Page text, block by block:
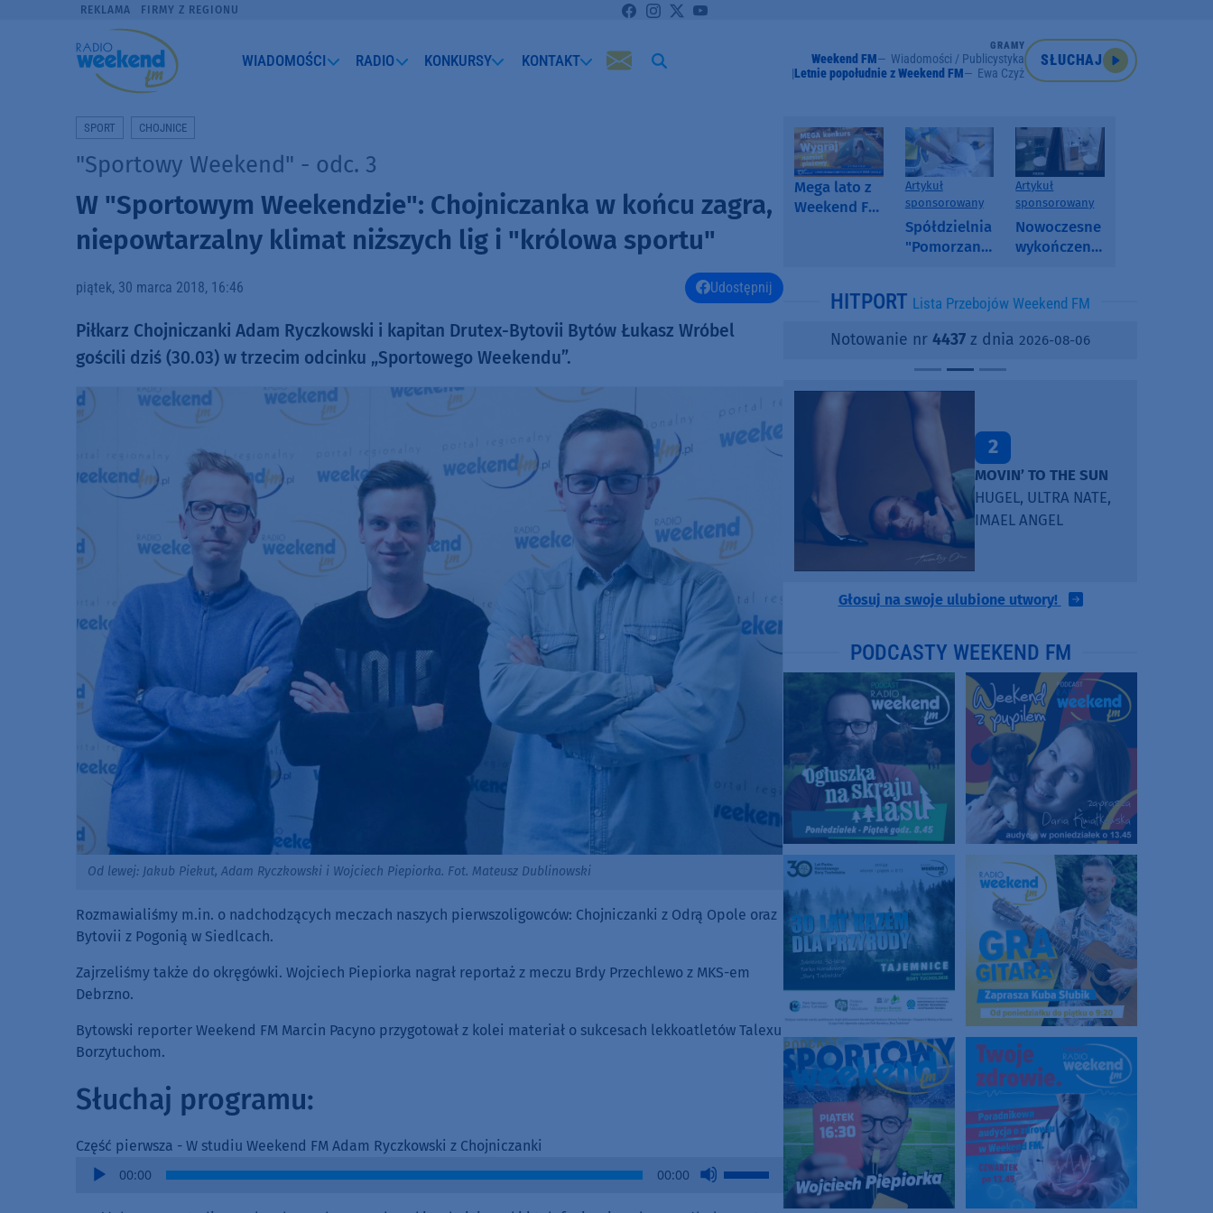
REKLAMA FIRMY Z REGIONU
WIADOMOŚCI RADIO KONKURSY KONTAKT
GRAMY
Weekend FM
Wiadomości / Publicystyka
Letnie popołudnie z Weekend FM
Ewa Czyż
SŁUCHAJ
SPORT CHOJNICE
"Sportowy Weekend" - odc. 3
W "Sportowym Weekendzie": Chojniczanka w końcu zagra,
niepowtarzalny klimat niższych lig i "królowa sportu"
piątek, 30 marca 2018, 16:46 Udostępnij
Piłkarz Chojniczanki Adam Ryczkowski i kapitan Drutex-Bytovii Bytów Łukasz Wróbel
gościli dziś (30.03) w trzecim odcinku „Sportowego Weekendu”.
Od lewej: Jakub Piekut, Adam Ryczkowski i Wojciech Piepiorka. Fot. Mateusz Dublinowski
Rozmawialiśmy m.in. o nadchodzących meczach naszych pierwszoligowców: Chojniczanki z Odrą Opole oraz
Bytovii z Pogonią w Siedlcach.
Zajrzeliśmy także do okręgówki. Wojciech Piepiorka nagrał reportaż z meczu Brdy Przechlewo z MKS-em
Debrzno.
Bytowski reporter Weekend FM Marcin Pacyno przygotował z kolei materiał o sukcesach lekkoatletów Talexu
Borzytuchom.
Słuchaj programu:
Część pierwsza - W studiu Weekend FM Adam Ryczkowski z Chojniczanki
Audio
00:00 00:00
Use
Up/Down
Mega lato z
Weekend FM
Artykuł
sponsorowany
Spółdzielnia
"Pomorzanka"
informuje o
i ofertach
najmu
Artykuł
sponsorowany
Nowoczesne
wykończenia
SPC, WPC i
kamienny
HITPORT Lista Przebojów Weekend FM
Notowanie nr 4437 z dnia 2026-08-06
2
MOVIN’ TO THE SUN
HUGEL, ULTRA NATE,
IMAEL ANGEL
Głosuj na swoje ulubione utwory!
PODCASTY WEEKEND FM